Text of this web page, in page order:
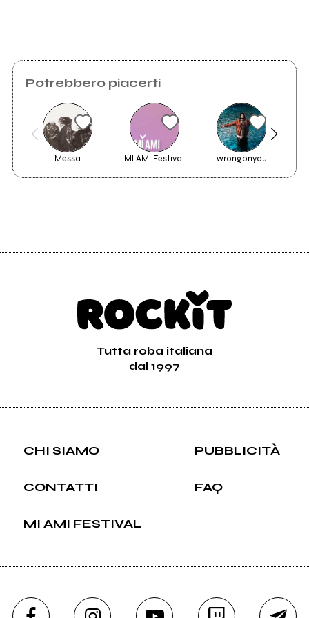
TLG
Potrebbero piacerti
Messa MI AMI Festival wrongonyou
Tutta roba italiana
dal 1997
CHI SIAMO PUBBLICITÀ
CONTATTI FAQ
MI AMI FESTIVAL